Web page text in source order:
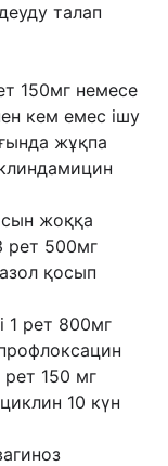
талап
150мг немесе
кем емес ішу
жұқпа
жоққа
рет 500мг
қосып
1 рет 800мг
рет 150 мг
10 күн